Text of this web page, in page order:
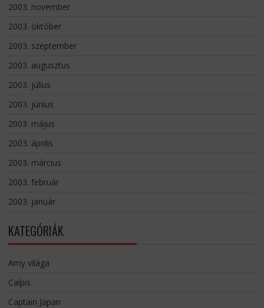
2003. november
2003. október
2003. szeptember
2003. augusztus
2003. július
2003. június
2003. május
2003. április
2003. március
2003. február
2003. január
KATEGÓRIÁK
Amy világa
Calpis
Captain Japan